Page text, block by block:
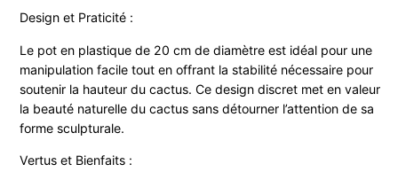
Design et Praticité :
Le pot en plastique de 20 cm de diamètre est idéal pour une
manipulation facile tout en offrant la stabilité nécessaire pour
soutenir la hauteur du cactus. Ce design discret met en valeur
la beauté naturelle du cactus sans détourner l’attention de sa
forme sculpturale.
Vertus et Bienfaits :